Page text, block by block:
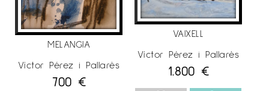
MELANGIA
Víctor Pérez i Pallarès
700 €
VAIXELL
Víctor Pérez i Pallarès
1.800 €